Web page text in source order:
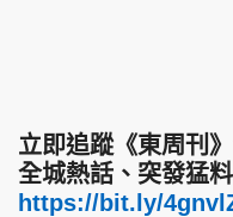
立即追蹤《東周刊
全城熱話、突發猛
https://bit.ly/